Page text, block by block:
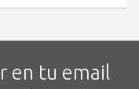
en tu email